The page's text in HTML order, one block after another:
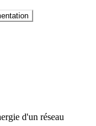
d'un réseau